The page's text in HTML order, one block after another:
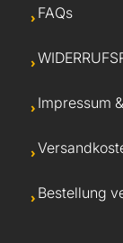
FAQs
Impressum
Bestellung